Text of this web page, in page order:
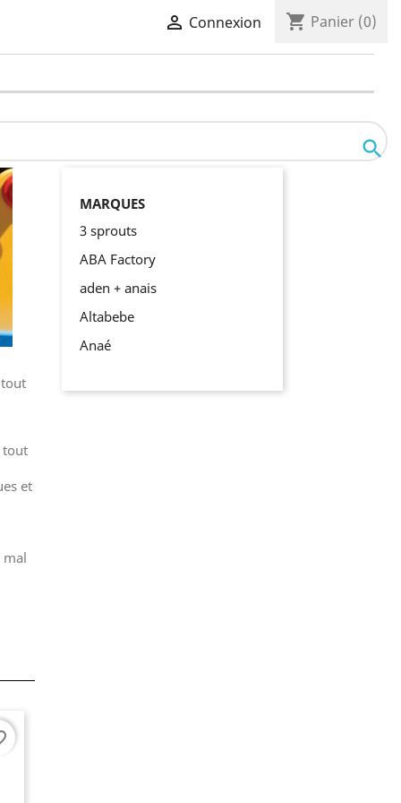
 Connexion shopping_cart Panier (0)

tout
et
mal
MARQUES
3 sprouts
ABA Factory
aden + anais
Altabebe
Anaé